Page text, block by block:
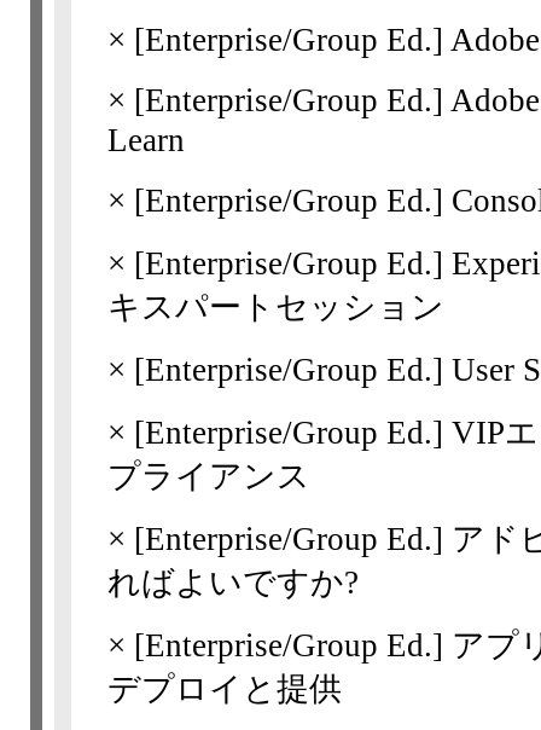
× [Enterprise/Group Ed.]
× [Enterprise/Group Ed.]
Learn
× [Enterprise/Group Ed.]
× [Enterprise/Group Ed.]
キスパートセッション
× [Enterprise/Group Ed.] User
× [Enterprise/Group Ed.] VIP
プライアンス
× [Enterprise/Group Ed.] アド
ればよいですか?
× [Enterprise/Group Ed.] アプ
デプロイと提供